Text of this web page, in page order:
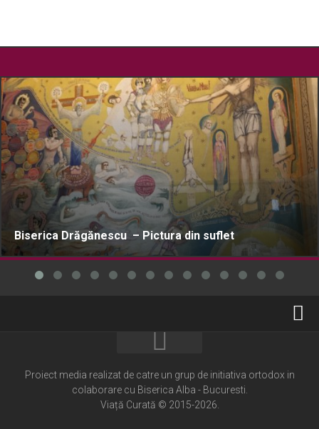
Biserica Drăgănescu – Pictura din suflet
Cultură creștină
Pateric Atonit
Proiect media realizat de catre un grup de initiativa ortodox in
colaborare cu Biserica Alba - Bucuresti.
Viață Curată © 2015-2026.